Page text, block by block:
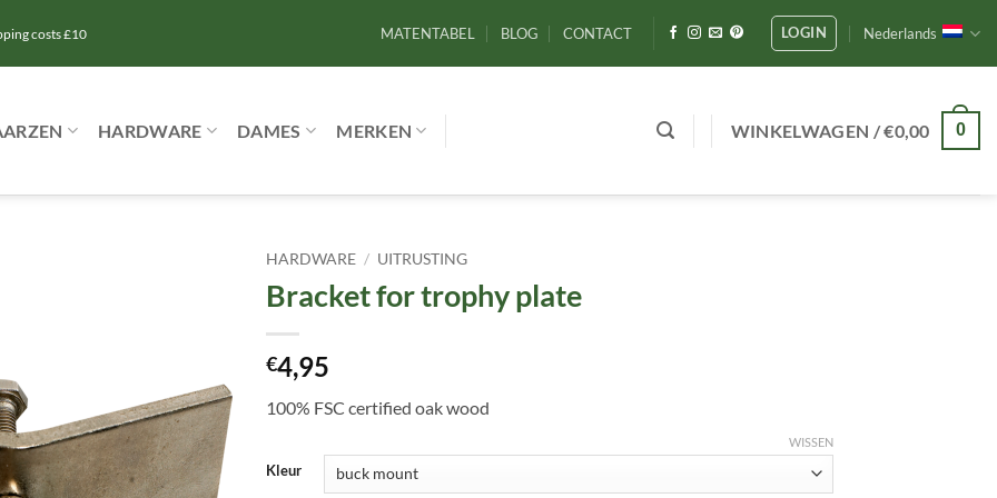
costs £10 MATENTABEL BLOG CONTACT LOGIN Nederlands
HARDWARE DAMES MERKEN WINKELWAGEN /€0,00 0
HARDWARE / UITRUSTING
Bracket for trophy plate
€4,95
100% FSC certified oak wood
Kleur
WISSEN